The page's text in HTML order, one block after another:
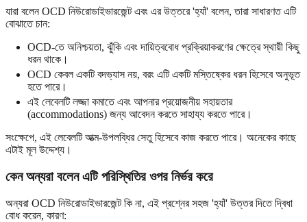
যারা বলেন OCD নিউরোডাইভারজেন্ট এবং এর উত্তরে 'হ্যাঁ' বলেন, তারা সাধারণত এটি
বোঝাতে চান:
OCD-তে অনিশ্চয়তা, ঝুঁকি এবং দায়িত্ববোধ প্রক্রিয়াকরণের ক্ষেত্রে স্থায়ী কিছু
ধরন থাকে।
OCD কেবল একটি বদভ্যাস নয়, বরং এটি একটি মস্তিষ্কের ধরন হিসেবে অনুভূত
হতে পারে।
এই লেবেলটি লজ্জা কমাতে এবং আপনার প্রয়োজনীয় সহায়তার
(accommodations) জন্য আবেদন করতে সাহায্য করতে পারে।
সংক্ষেপে, এই লেবেলটি আত্ম-উপলব্ধির সেতু হিসেবে কাজ করতে পারে। অনেকের কাছে
এটাই মূল উদ্দেশ্য।
কেন অন্যরা বলেন এটি পরিস্থিতির ওপর নির্ভর করে
অন্যরা OCD নিউরোডাইভারজেন্ট কি না, এই প্রশ্নের সহজ 'হ্যাঁ' উত্তর দিতে দ্বিধা
বোধ করেন, কারণ: